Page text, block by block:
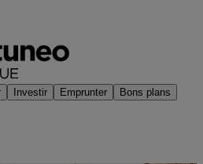
Investir Emprunter
Bons plans